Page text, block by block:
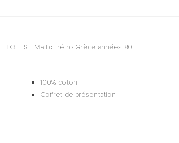
TOFFS - Maillot rétro Grèce années 80
100% coton
Coffret de présentation